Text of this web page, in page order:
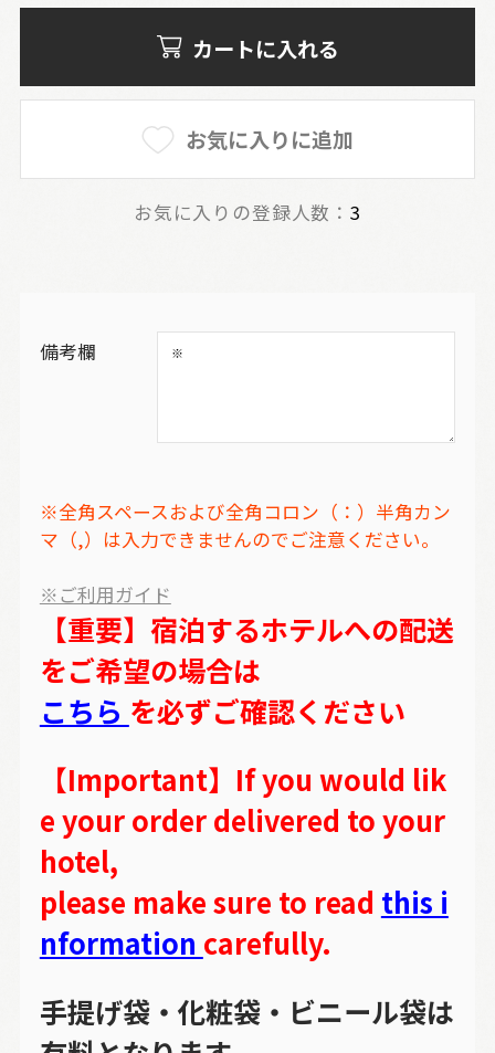
カートに入れる
お気に入りに追加
お気に入りの登録人数：3
備考欄
※全角スペースおよび全角コロン（：）半角カン
マ（,）は入力できませんのでご注意ください。
※ご利用ガイド
【重要】宿泊するホテルへの配送
をご希望の場合は
こちら を必ずご確認ください
【Important】If you would lik
e your order delivered to your
hotel,
please make sure to read this i
nformation carefully.
手提げ袋・化粧袋・ビニール袋は